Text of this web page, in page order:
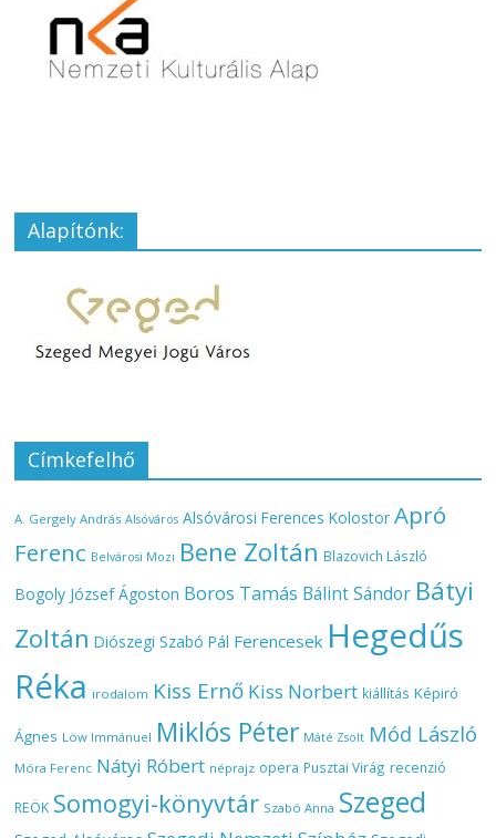
Alapítónk:
Címkefelhő
A. Gergely András Alsóváros Alsóvárosi Ferences Kolostor Apró
Ferenc Belvárosi Mozi Bene Zoltán Blazovich László
Bogoly József Ágoston Boros Tamás Bálint Sándor Bátyi
Zoltán Diószegi Szabó Pál Ferencesek Hegedűs
Réka irodalom Kiss Ernő Kiss Norbert kiállítás Képiró
Ágnes Löw Immánuel Miklós Péter Máté Zsolt Mód László
Móra Ferenc Nátyi Róbert néprajz opera Pusztai Virág recenzió
REÖK Somogyi-könyvtár Szabó Anna Szeged